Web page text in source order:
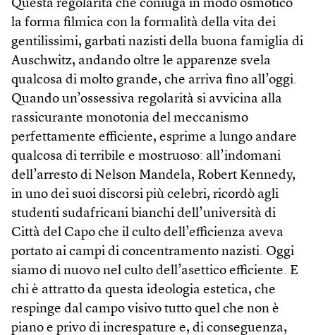
Questa regolarità che coniuga in modo osmotico
la forma filmica con la formalità della vita dei
gentilissimi, garbati nazisti della buona famiglia di
Auschwitz, andando oltre le apparenze svela
qualcosa di molto grande, che arriva fino all’oggi.
Quando un’ossessiva regolarità si avvicina alla
rassicurante monotonia del meccanismo
perfettamente efficiente, esprime a lungo andare
qualcosa di terribile e mostruoso: all’indomani
dell’arresto di Nelson Mandela, Robert Kennedy,
in uno dei suoi discorsi più celebri, ricordò agli
studenti sudafricani bianchi dell’università di
Città del Capo che il culto dell’efficienza aveva
portato ai campi di concentramento nazisti. Oggi
siamo di nuovo nel culto dell’asettico efficiente. E
chi è attratto da questa ideologia estetica, che
respinge dal campo visivo tutto quel che non è
piano e privo di increspature e, di conseguenza,